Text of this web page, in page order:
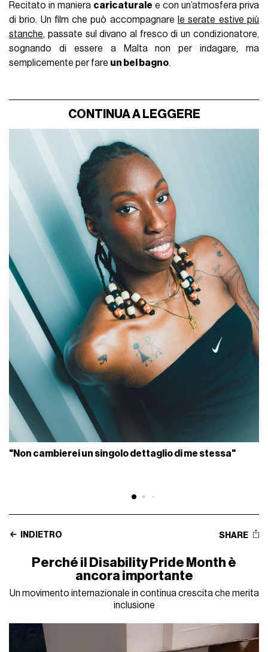
Recitato in maniera caricaturale e con un’atmosfera priva
di brio. Un film che può accompagnare le serate estive più
stanche, passate sul divano al fresco di un condizionatore,
sognando di essere a Malta non per indagare, ma
semplicemente per fare un bel bagno.
CONTINUA A LEGGERE
"Non cambierei un singolo dettaglio di me stessa"
INDIETRO SHARE
Perché il Disability Pride Month è
ancora importante
Un movimento internazionale in continua crescita che merita
inclusione